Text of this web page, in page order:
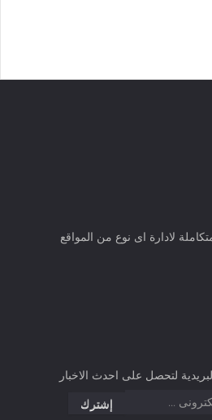
لادارة اى نوع من المواقع
لتحصل على احدث الاخبار